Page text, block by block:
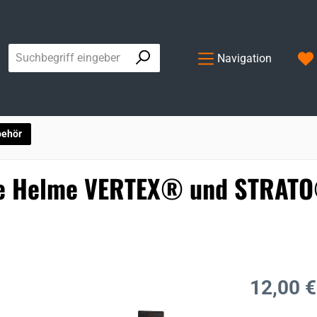
Navigation
VERTEX® und
Regulärer
12,00 €